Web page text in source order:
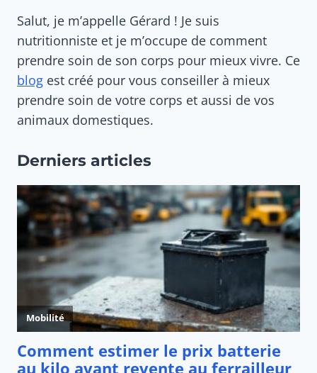
Salut, je m’appelle Gérard ! Je suis
nutritionniste et je m’occupe de comment
prendre soin de son corps pour mieux vivre. Ce
blog est créé pour vous conseiller à mieux
prendre soin de votre corps et aussi de vos
animaux domestiques.
Derniers articles